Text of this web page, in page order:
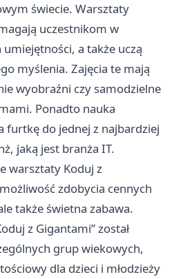
świecie. Warsztaty
uczestnikom w
a także uczą
myślenia. Zajęcia te mają
wyobraźni czy samodzielne
Ponadto nauka
do jednej z najbardziej
jaką jest branża IT.
warsztaty Koduj z
zdobycia cennych
także świetna zabawa.
z Gigantami” został
grup wiekowych,
dla dzieci i młodzieży